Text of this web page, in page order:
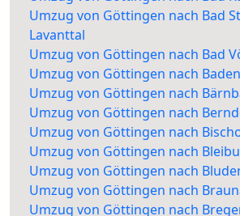
Umzug von Göttingen nach Bad
Lavanttal
Umzug von Göttingen nach Bad
Umzug von Göttingen nach Baden
Umzug von Göttingen nach
Umzug von Göttingen nach
Umzug von Göttingen nach
Umzug von Göttingen nach
Umzug von Göttingen nach
Umzug von Göttingen nach
Umzug von Göttingen nach